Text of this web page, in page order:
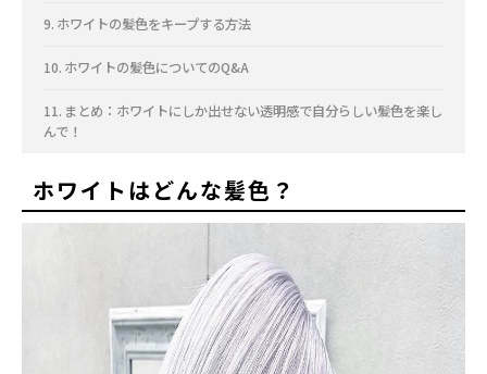
ホワイトの髪色をキープする方法
ホワイトの髪色についてのQ&A
まとめ：ホワイトにしか出せない透明感で自分らしい髪色を楽し
んで！
ホワイトはどんな髪色？